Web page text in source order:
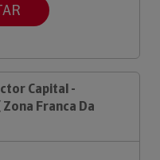
Capital -
Franca Da